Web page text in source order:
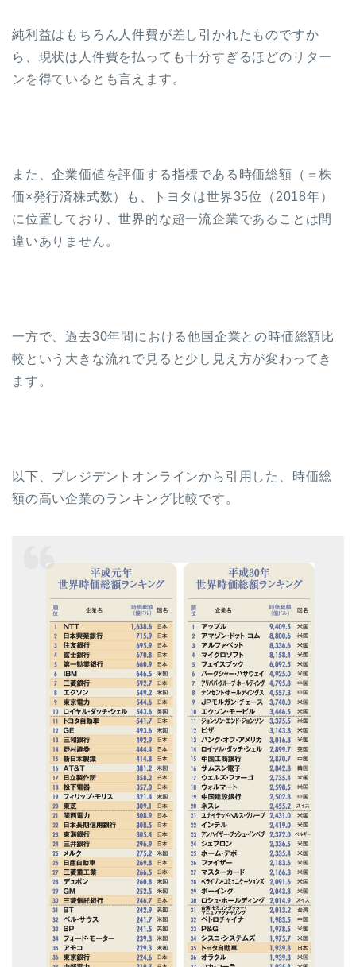
純利益はもちろん人件費が差し引かれたものですか
ら、現状は人件費を払っても十分すぎるほどのリター
ンを得ているとも言えます。
また、企業価値を評価する指標である時価総額（＝株
価×発行済株式数）も、トヨタは世界35位（2018年）
に位置しており、世界的な超一流企業であることは間
違いありません。
一方で、過去30年間における他国企業との時価総額比
較という大きな流れで見ると少し見え方が変わってき
ます。
以下、プレジデントオンラインから引用した、時価総
額の高い企業のランキング比較です。